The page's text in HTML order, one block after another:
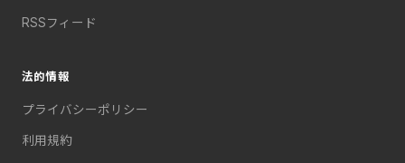
RSSフィード
法的情報
プライバシーポリシー
利用規約